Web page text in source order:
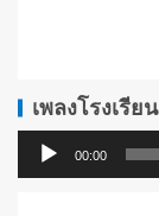
เพลงโรงเรียน
ตัว
00:00